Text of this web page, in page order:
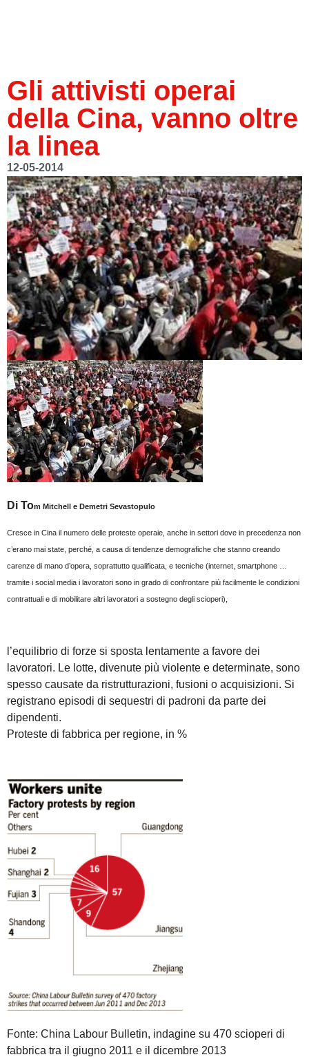
Gli attivisti operai
della Cina, vanno oltre
la linea
12-05-2014
Di Tom Mitchell e Demetri Sevastopulo
Cresce in Cina il numero delle proteste operaie, anche in settori dove in precedenza non
c’erano mai state, perché, a causa di tendenze demografiche che stanno creando
carenze di mano d’opera, soprattutto qualificata, e tecniche (internet, smartphone …
tramite i social media i lavoratori sono in grado di confrontare più facilmente le condizioni
contrattuali e di mobilitare altri lavoratori a sostegno degli scioperi),
l’equilibrio di forze si sposta lentamente a favore dei
lavoratori. Le lotte, divenute più violente e determinate, sono
spesso causate da ristrutturazioni, fusioni o acquisizioni. Si
registrano episodi di sequestri di padroni da parte dei
dipendenti.
Proteste di fabbrica per regione, in %
Fonte: China Labour Bulletin, indagine su 470 scioperi di
fabbrica tra il giugno 2011 e il dicembre 2013